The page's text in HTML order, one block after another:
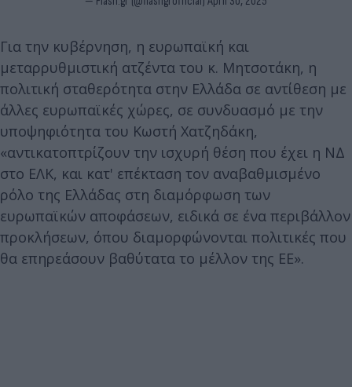
Για την κυβέρνηση, η ευρωπαϊκή και
μεταρρυθμιστική ατζέντα του κ. Μητσοτάκη, η
πολιτική σταθερότητα στην Ελλάδα σε αντίθεση με
άλλες ευρωπαϊκές χώρες, σε συνδυασμό με την
υποψηφιότητα του Κωστή Χατζηδάκη,
«αντικατοπτρίζουν την ισχυρή θέση που έχει η ΝΔ
στο ΕΛΚ, και κατ' επέκταση τον αναβαθμισμένο
ρόλο της Ελλάδας στη διαμόρφωση των
ευρωπαϊκών αποφάσεων, ειδικά σε ένα περιβάλλον
προκλήσεων, όπου διαμορφώνονται πολιτικές που
θα επηρεάσουν βαθύτατα το μέλλον της ΕΕ».